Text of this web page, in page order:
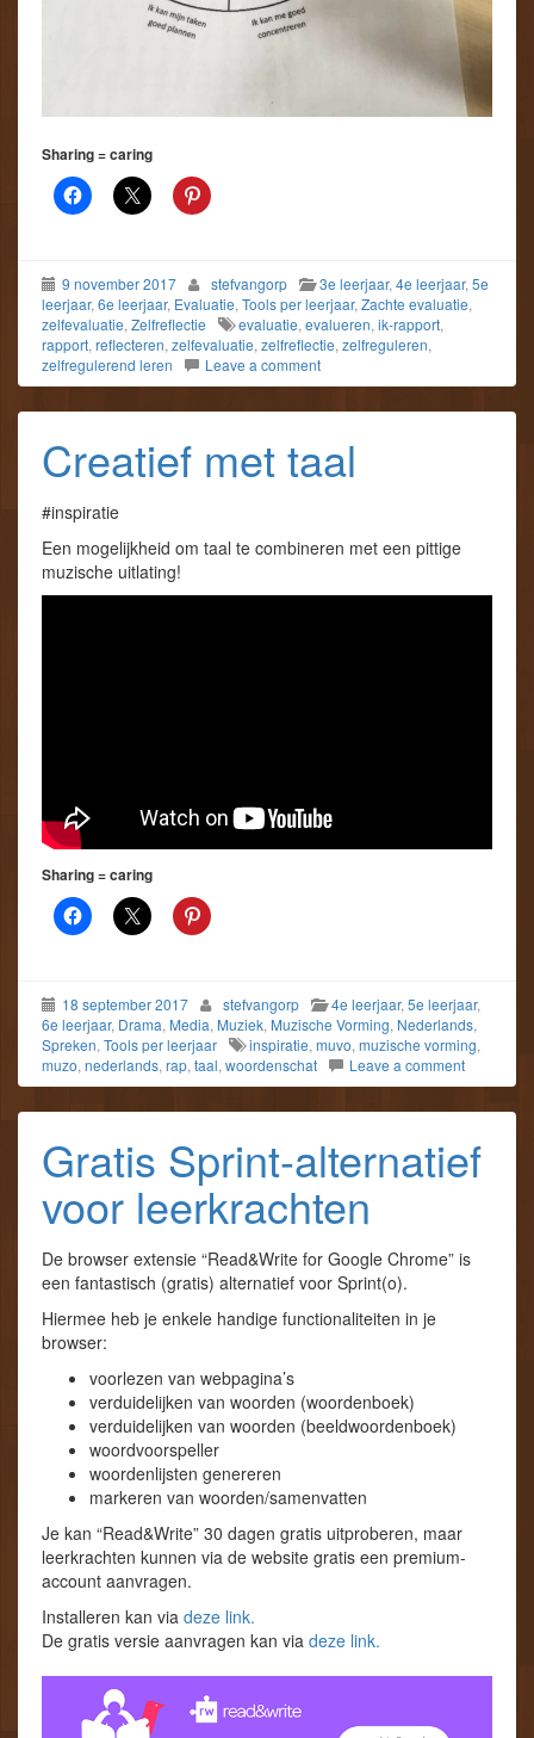
Sharing = caring
9 november 2017 stefvangorp 3e leerjaar, 4e leerjaar, 5e
leerjaar, 6e leerjaar, Evaluatie, Tools per leerjaar, Zachte evaluatie,
zelfevaluatie, Zelfreflectie evaluatie, evalueren, ik-rapport,
rapport, reflecteren, zelfevaluatie, zelfreflectie, zelfreguleren,
zelfregulerend leren
Leave a comment
Creatief met taal
#inspiratie
Een mogelijkheid om taal te combineren met een pittige
muzische uitlating!
Sharing = caring
18 september 2017 stefvangorp 4e leerjaar, 5e leerjaar,
6e leerjaar, Drama, Media, Muziek, Muzische Vorming, Nederlands,
Spreken, Tools per leerjaar inspiratie, muvo, muzische vorming,
muzo, nederlands, rap, taal, woordenschat Leave a comment
Gratis Sprint-alternatief
voor leerkrachten
De browser extensie “Read&Write for Google Chrome” is
een fantastisch (gratis) alternatief voor Sprint(o).
Hiermee heb je enkele handige functionaliteiten in je
browser:
voorlezen van webpagina’s
verduidelijken van woorden (woordenboek)
verduidelijken van woorden (beeldwoordenboek)
woordvoorspeller
woordenlijsten genereren
markeren van woorden/samenvatten
Je kan “Read&Write” 30 dagen gratis uitproberen, maar
leerkrachten kunnen via de website gratis een premium-
account aanvragen.
Installeren kan via deze link.
De gratis versie aanvragen kan via deze link.